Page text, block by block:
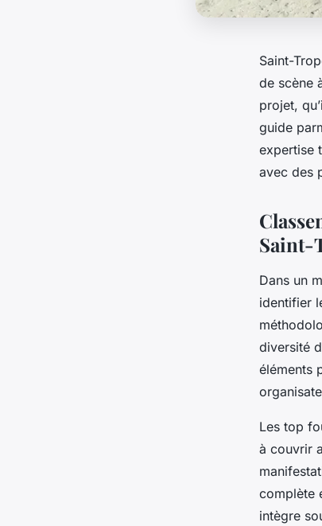
Saint-
de scène
projet,
guide
expertise
avec des
Saint-
Dans un
identifier
diversité
éléments
Les top
à couvrir
complète
intègre